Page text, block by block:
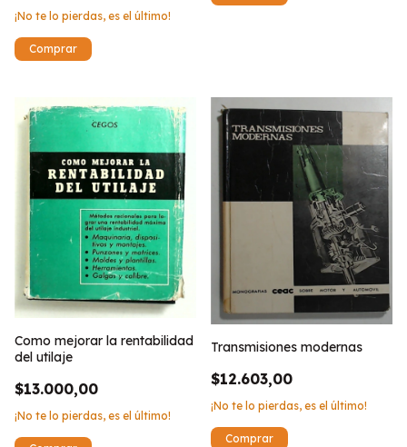
¡No te lo pierdas, es el último!
Como mejorar la rentabilidad
del utilaje
$13.000,00
¡No te lo pierdas, es el último!
Transmisiones modernas
$12.603,00
¡No te lo pierdas, es el último!